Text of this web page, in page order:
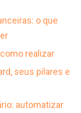
o que
realizar
seus pilares e
automatizar